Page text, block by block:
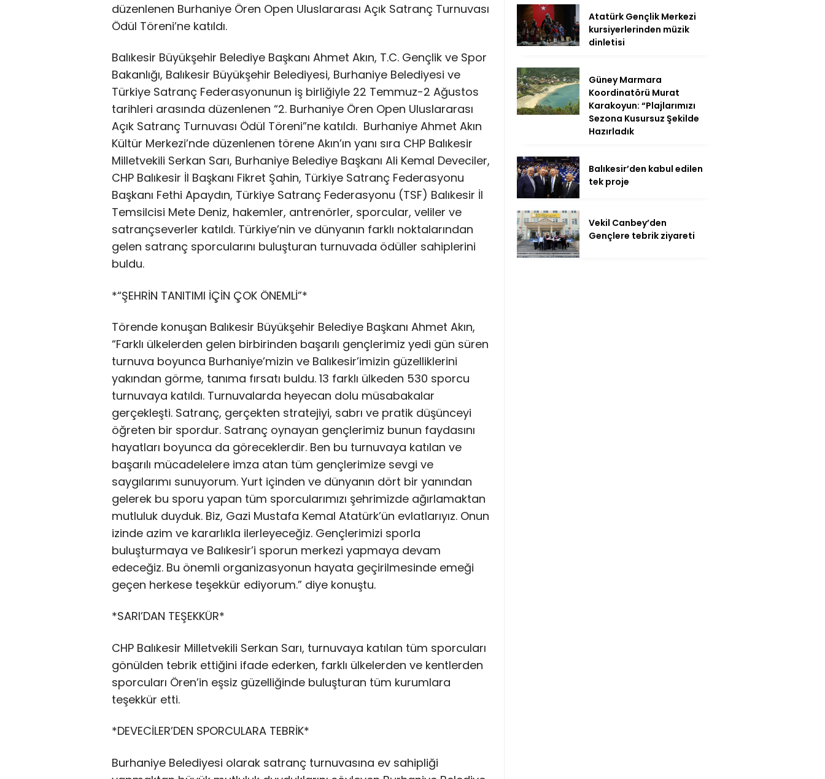
düzenlenen Burhaniye Ören Open Uluslararası Açık Satranç Turnuvası
Ödül Töreni’ne katıldı.
Balıkesir Büyükşehir Belediye Başkanı Ahmet Akın, T.C. Gençlik ve Spor
Bakanlığı, Balıkesir Büyükşehir Belediyesi, Burhaniye Belediyesi ve
Türkiye Satranç Federasyonunun iş birliğiyle 22 Temmuz-2 Ağustos
tarihleri arasında düzenlenen “2. Burhaniye Ören Open Uluslararası
Açık Satranç Turnuvası Ödül Töreni”ne katıldı. Burhaniye Ahmet Akın
Kültür Merkezi’nde düzenlenen törene Akın’ın yanı sıra CHP Balıkesir
Milletvekili Serkan Sarı, Burhaniye Belediye Başkanı Ali Kemal Deveciler,
CHP Balıkesir İl Başkanı Fikret Şahin, Türkiye Satranç Federasyonu
Başkanı Fethi Apaydın, Türkiye Satranç Federasyonu (TSF) Balıkesir İl
Temsilcisi Mete Deniz, hakemler, antrenörler, sporcular, veliler ve
satrançseverler katıldı. Türkiye’nin ve dünyanın farklı noktalarından
gelen satranç sporcularını buluşturan turnuvada ödüller sahiplerini
buldu.
*“ŞEHRİN TANITIMI İÇİN ÇOK ÖNEMLİ”*
Törende konuşan Balıkesir Büyükşehir Belediye Başkanı Ahmet Akın,
“Farklı ülkelerden gelen birbirinden başarılı gençlerimiz yedi gün süren
turnuva boyunca Burhaniye’mizin ve Balıkesir’imizin güzelliklerini
yakından görme, tanıma fırsatı buldu. 13 farklı ülkeden 530 sporcu
turnuvaya katıldı. Turnuvalarda heyecan dolu müsabakalar
gerçekleşti. Satranç, gerçekten stratejiyi, sabrı ve pratik düşünceyi
öğreten bir spordur. Satranç oynayan gençlerimiz bunun faydasını
hayatları boyunca da göreceklerdir. Ben bu turnuvaya katılan ve
başarılı mücadelelere imza atan tüm gençlerimize sevgi ve
saygılarımı sunuyorum. Yurt içinden ve dünyanın dört bir yanından
gelerek bu sporu yapan tüm sporcularımızı şehrimizde ağırlamaktan
mutluluk duyduk. Biz, Gazi Mustafa Kemal Atatürk’ün evlatlarıyız. Onun
izinde azim ve kararlıkla ilerleyeceğiz. Gençlerimizi sporla
buluşturmaya ve Balıkesir’i sporun merkezi yapmaya devam
edeceğiz. Bu önemli organizasyonun hayata geçirilmesinde emeği
geçen herkese teşekkür ediyorum.” diye konuştu.
*SARI’DAN TEŞEKKÜR*
CHP Balıkesir Milletvekili Serkan Sarı, turnuvaya katılan tüm sporcuları
gönülden tebrik ettiğini ifade ederken, farklı ülkelerden ve kentlerden
sporcuları Ören’in eşsiz güzelliğinde buluşturan tüm kurumlara
teşekkür etti.
*DEVECİLER’DEN SPORCULARA TEBRİK*
Burhaniye Belediyesi olarak satranç turnuvasına ev sahipliği
Atatürk Gençlik Merkezi
kursiyerlerinden müzik
dinletisi
Güney Marmara
Koordinatörü Murat
Karakoyun: “Plajlarımızı
Sezona Kusursuz Şekilde
Hazırladık
Balıkesir’den kabul edilen
tek proje
Vekil Canbey’den
Gençlere tebrik ziyareti